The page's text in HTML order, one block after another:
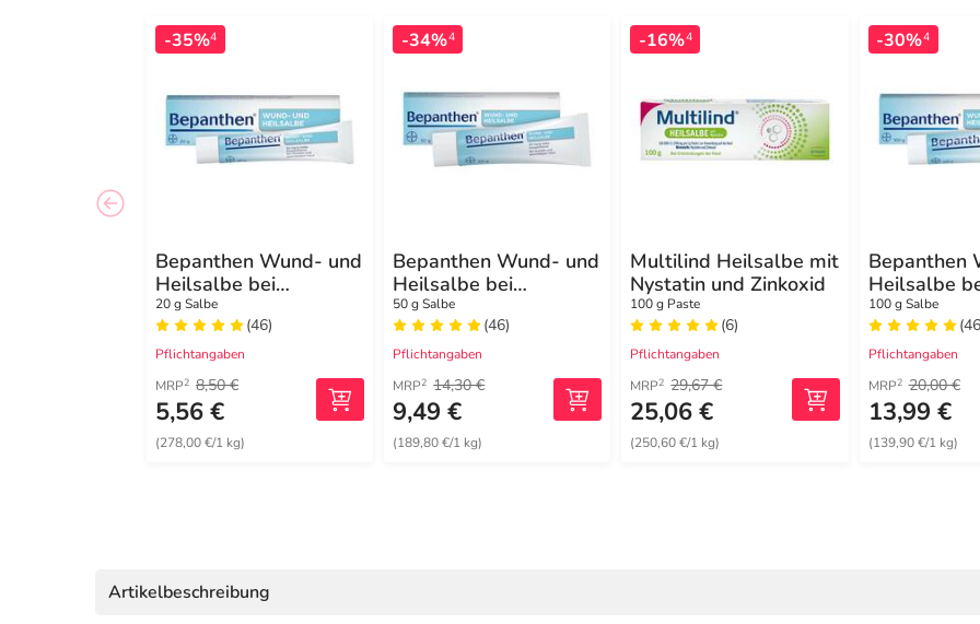
-35%4
Bepanthen Wund- und
Heilsalbe bei
oberflächlichen
Hautverletzungen
20 g Salbe
(46)
Pflichtangaben
MRP2 8,50 €
5,56 €
(278,00 €/1 kg)
-34%4
Bepanthen Wund- und
Heilsalbe bei
oberflächlichen
Hautverletzungen
50 g Salbe
(46)
Pflichtangaben
MRP2 14,30 €
9,49 €
(189,80 €/1 kg)
-16%4
Multilind Heilsalbe mit
Nystatin und Zinkoxid
100 g Paste
(6)
Pflichtangaben
MRP2 29,67 €
25,06 €
(250,60 €/1 kg)
-30%4
Bepanthen
Heilsalbe
100 g Salbe
Pflichtangaben
MRP2 20,00 €
13,99 €
(139,90 €/1 kg)
Artikelbeschreibung